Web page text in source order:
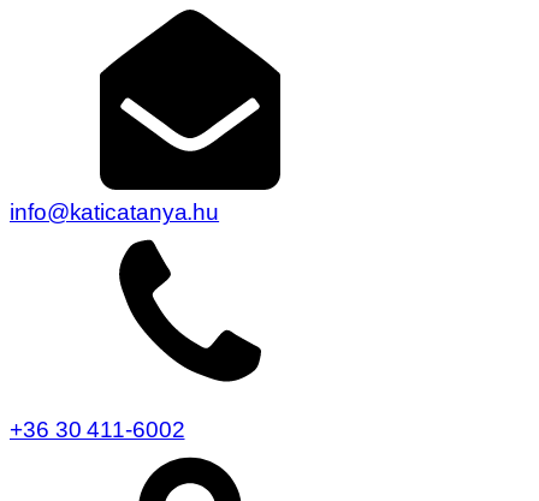
info@katicatanya.hu
+36 30 411-6002